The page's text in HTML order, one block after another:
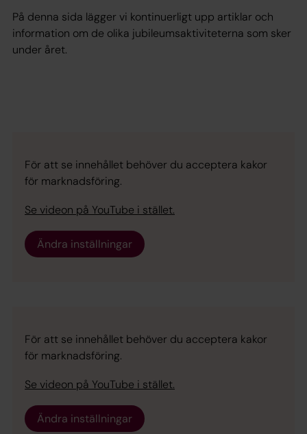
På denna sida lägger vi kontinuerligt upp artiklar och
information om de olika jubileumsaktiviteterna som sker
under året.
För att se innehållet behöver du acceptera kakor
för marknadsföring.
Se videon på YouTube i stället.
Ändra inställningar
För att se innehållet behöver du acceptera kakor
för marknadsföring.
Se videon på YouTube i stället.
Ändra inställningar